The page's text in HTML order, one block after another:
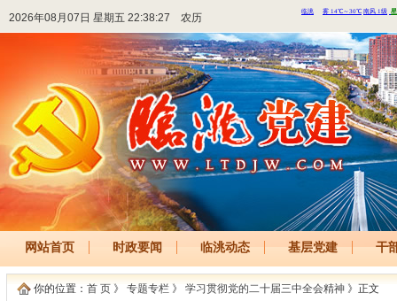
2026年08月07日 星期五 22:38:27 农历
网站首页 时政要闻 临洮动态 基层党建 干
你的位置： 首 页 》 专题专栏 》 学习贯彻党的二十届三中全会精神 》正文